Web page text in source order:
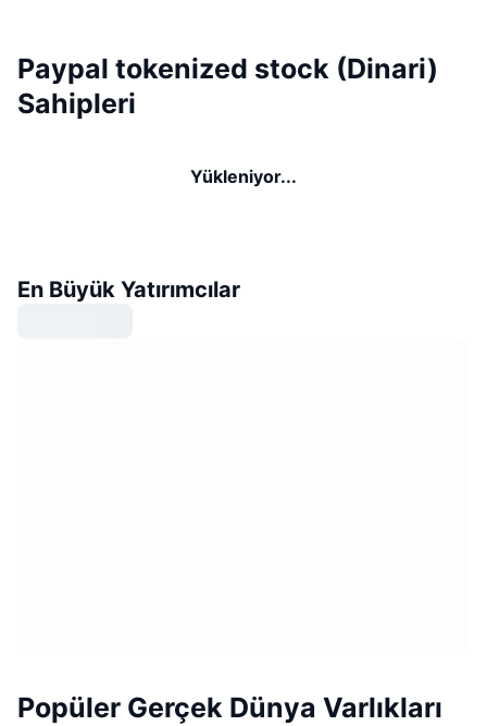
Paypal tokenized stock (Dinari)
Sahipleri
Yükleniyor...
En Büyük Yatırımcılar
Popüler Gerçek Dünya Varlıkları